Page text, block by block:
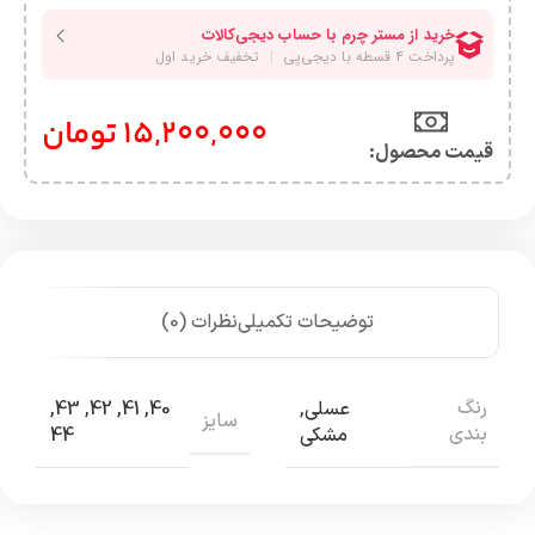
قیمت محصول:​ 15,200,000تومان
توضیحات تکمیلینظرات (0)
رنگ
بندی
عسلی,
مشکی
سایز 40
,
41
,
42
,
43
,
44